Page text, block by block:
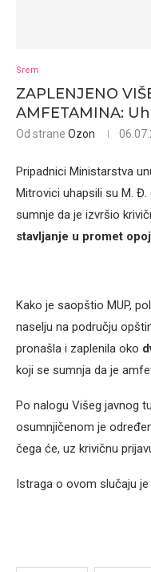
Srem
ZAPLENJENO
AMFETAMINA:
Od strane Ozon
Pripadnici Ministarstva
Mitrovici uhapsili su M.
sumnje da je izvršio
stavljanje u promet
Kako je saopštio MUP,
naselju na području
pronašla i zaplenila oko
koji se sumnja da je
Po nalogu Višeg javnog
osumnjičenom je
čega će, uz krivičnu
Istraga o ovom slučaju je